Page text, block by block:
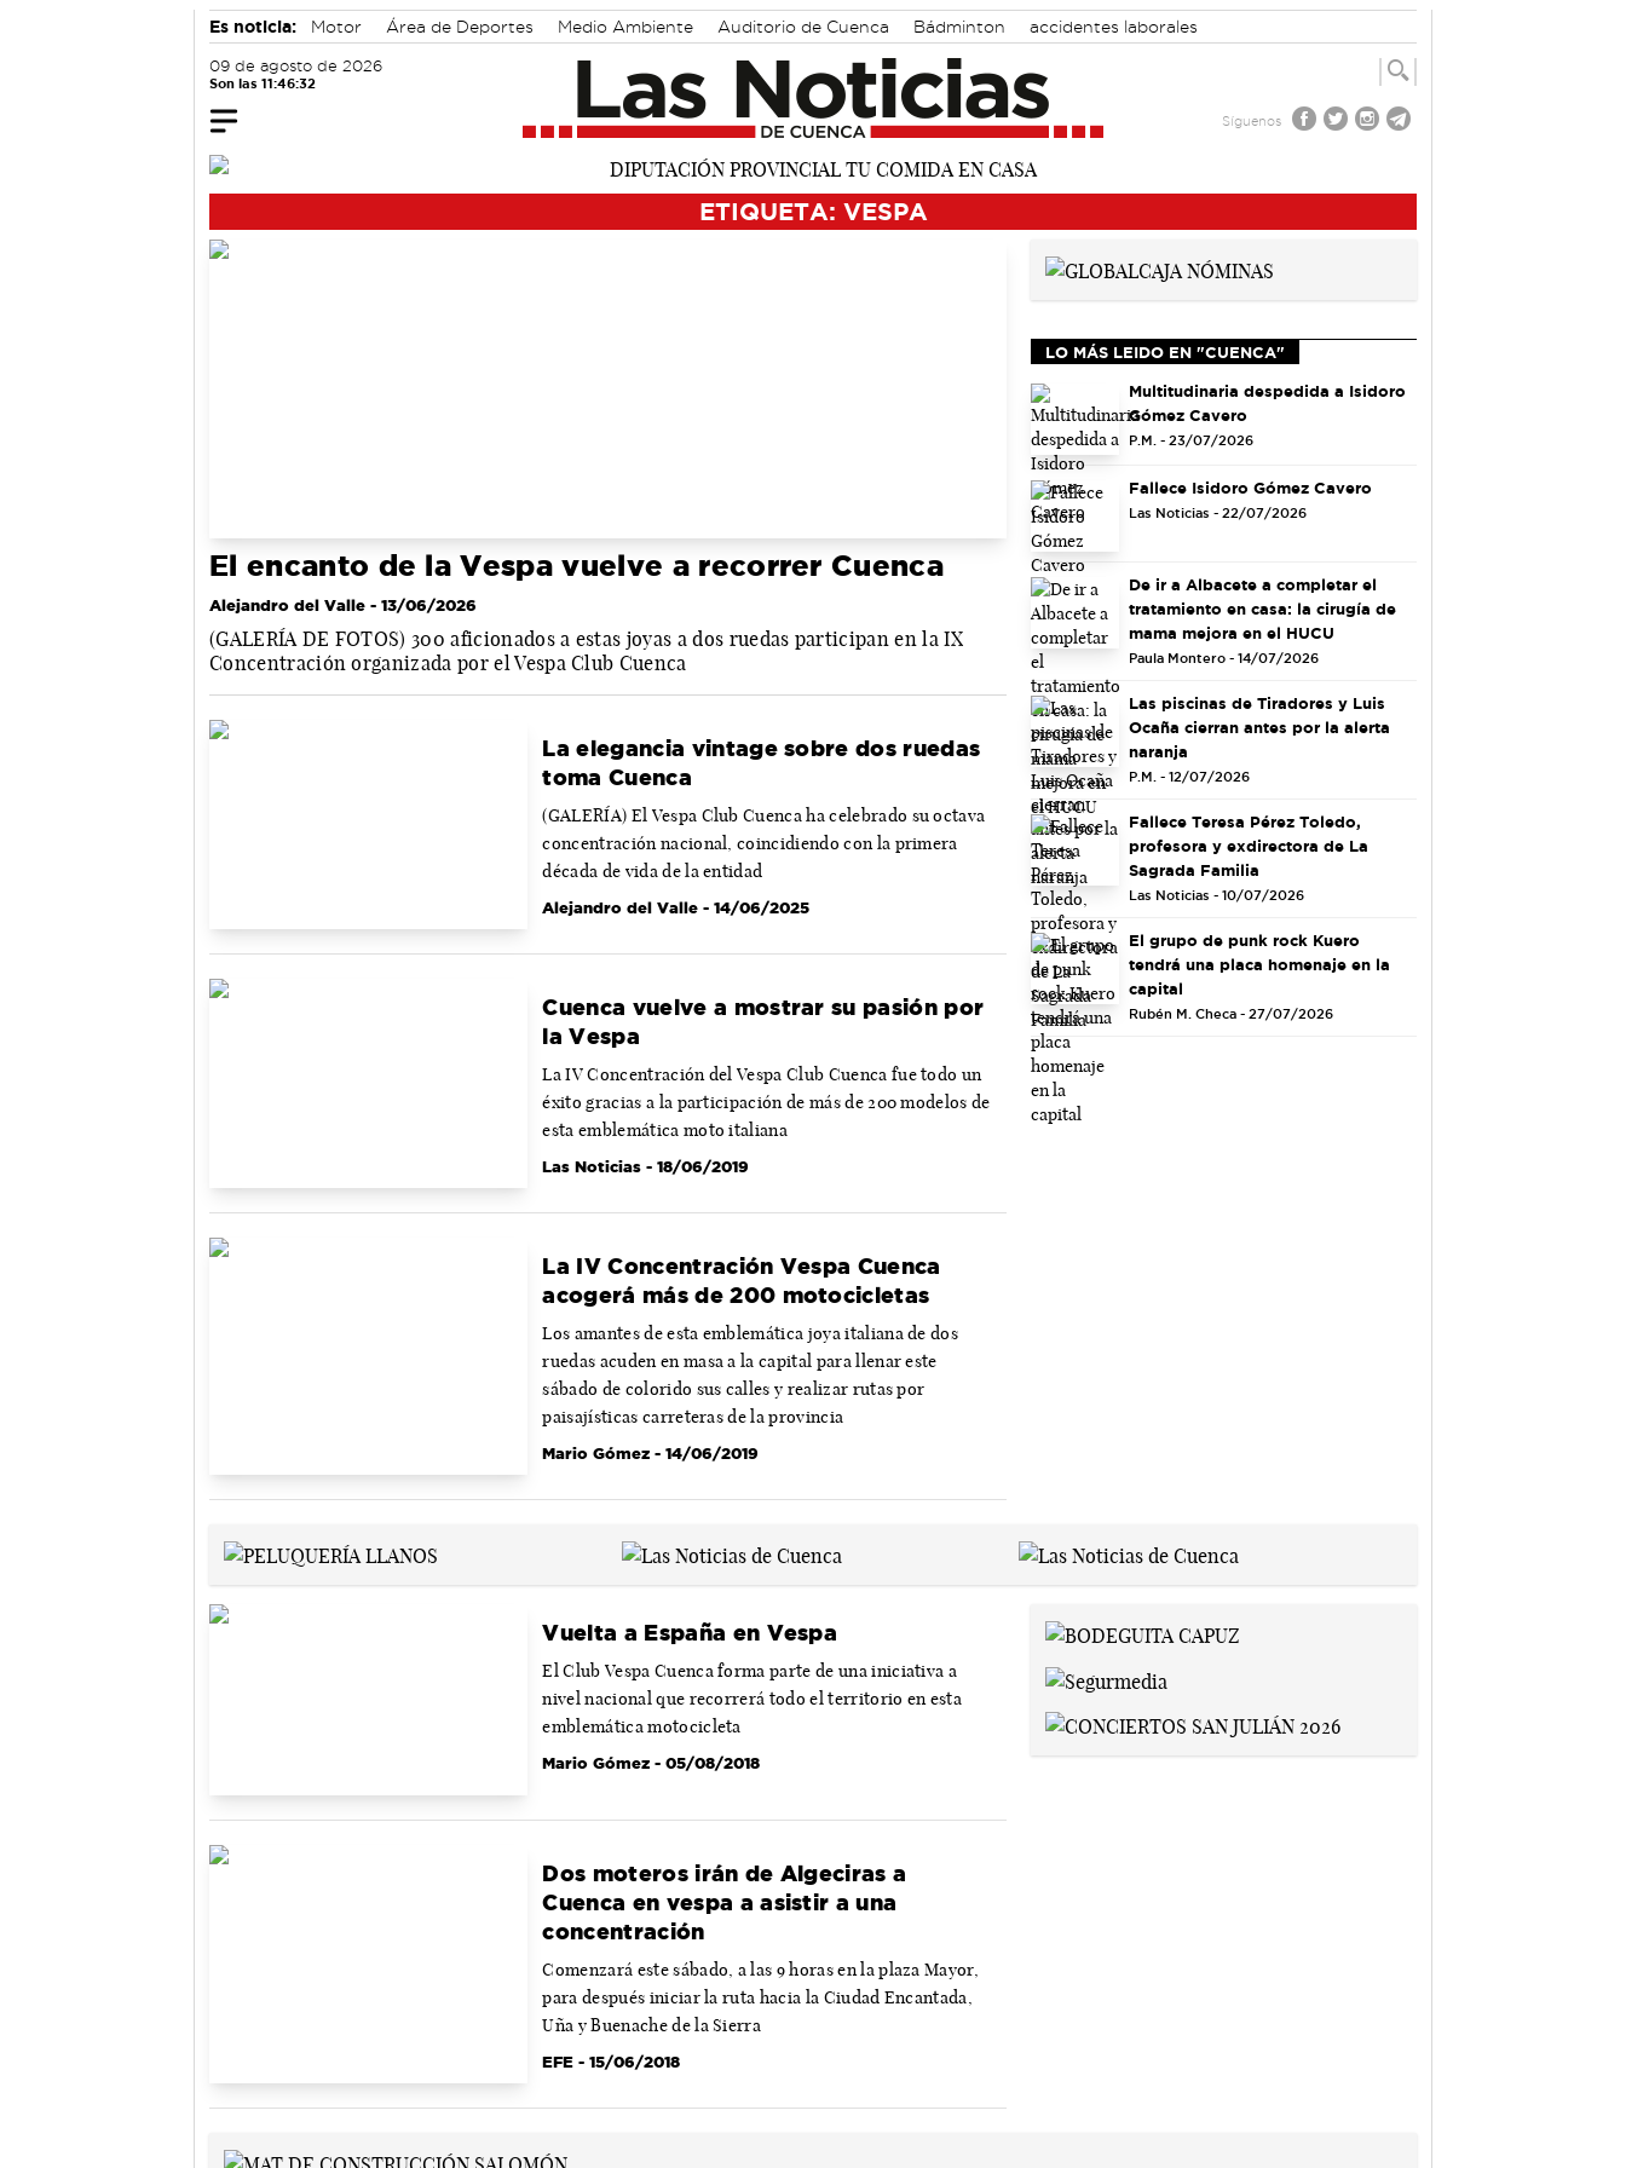
Es noticia: Motor Área de Deportes Medio Ambiente Auditorio de Cuenca Bádminton
accidentes laborales
09 de agosto de 2026
Son las 11:46:33
Síguenos
ETIQUETA: VESPA
El encanto de la Vespa vuelve a recorrer Cuenca
Alejandro del Valle - 13/06/2026
(GALERÍA DE FOTOS) 300 aficionados a estas joyas a dos ruedas participan en la IX
Concentración organizada por el Vespa Club Cuenca
La elegancia vintage sobre dos ruedas
toma Cuenca
(GALERÍA) El Vespa Club Cuenca ha celebrado su octava
concentración nacional, coincidiendo con la primera
década de vida de la entidad
Alejandro del Valle - 14/06/2025
Cuenca vuelve a mostrar su pasión por
la Vespa
La IV Concentración del Vespa Club Cuenca fue todo un
éxito gracias a la participación de más de 200 modelos de
esta emblemática moto italiana
Las Noticias - 18/06/2019
La IV Concentración Vespa Cuenca
acogerá más de 200 motocicletas
Los amantes de esta emblemática joya italiana de dos
ruedas acuden en masa a la capital para llenar este
sábado de colorido sus calles y realizar rutas por
paisajísticas carreteras de la provincia
Mario Gómez - 14/06/2019
LO MÁS LEIDO EN "CUENCA"
Multitudinaria despedida a Isidoro
Gómez Cavero
P.M. - 23/07/2026
Fallece Isidoro Gómez Cavero
Las Noticias - 22/07/2026
De ir a Albacete a completar el
tratamiento en casa: la cirugía de
mama mejora en el HUCU
Paula Montero - 14/07/2026
Las piscinas de Tiradores y Luis
Ocaña cierran antes por la alerta
naranja
P.M. - 12/07/2026
Fallece Teresa Pérez Toledo,
profesora y exdirectora de La
Sagrada Familia
Las Noticias - 10/07/2026
El grupo de punk rock Kuero
tendrá una placa homenaje en la
capital
Rubén M. Checa - 27/07/2026
Vuelta a España en Vespa
El Club Vespa Cuenca forma parte de una iniciativa a
nivel nacional que recorrerá todo el territorio en esta
emblemática motocicleta
Mario Gómez - 05/08/2018
Dos moteros irán de Algeciras a
Cuenca en vespa a asistir a una
concentración
Comenzará este sábado, a las 9 horas en la plaza Mayor,
para después iniciar la ruta hacia la Ciudad Encantada,
Uña y Buenache de la Sierra
EFE - 15/06/2018